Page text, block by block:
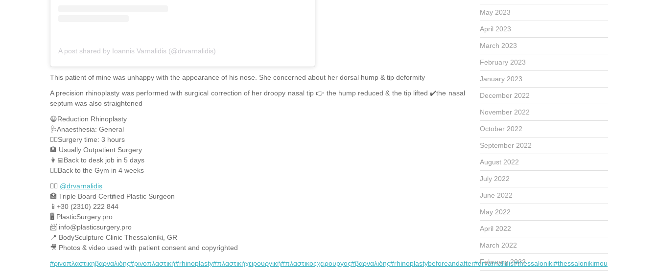
A post shared by Ioannis Varnalidis (@drvarnalidis)
This patient of mine was unhappy with the appearance of his nose. She concerned about her dorsal hump & tip deformity
A precision rhinoplasty was performed with surgical correction of her droopy nasal tip 👉 the hump reduced & the tip lifted ✔️the nasal
septum was also straightened
😷Reduction Rhinoplasty
🩺Anaesthesia: General
👨‍⚕️Surgery time: 3 hours
🏨 Usually Outpatient Surgery
👩‍💻Back to desk job in 5 days
🏃‍♀️Back to the Gym in 4 weeks
👨‍⚕️ @drvarnalidis
🏥 Triple Board Certified Plastic Surgeon⠀
📱+30 (2310) 222 844
🖥 PlasticSurgery.pro⠀
📨 info@plasticsurgery.pro
📍 BodySculpture Clinic Thessaloniki, GR
🎥 Photos & video used with patient consent and copyrighted
#ρινοπλαστικηβαρναλιδης#ρινοπλαστική#rhinoplasty#πλαστικήχειρουργική#πλαστικοςχειρουργος#βαρναλιδης#rhinoplastybeforeandafter#drvarnalidis#thessaloniki#thessalonikimou
May 2023
April 2023
March 2023
February 2023
January 2023
December 2022
November 2022
October 2022
September 2022
August 2022
July 2022
June 2022
May 2022
April 2022
March 2022
February 2022